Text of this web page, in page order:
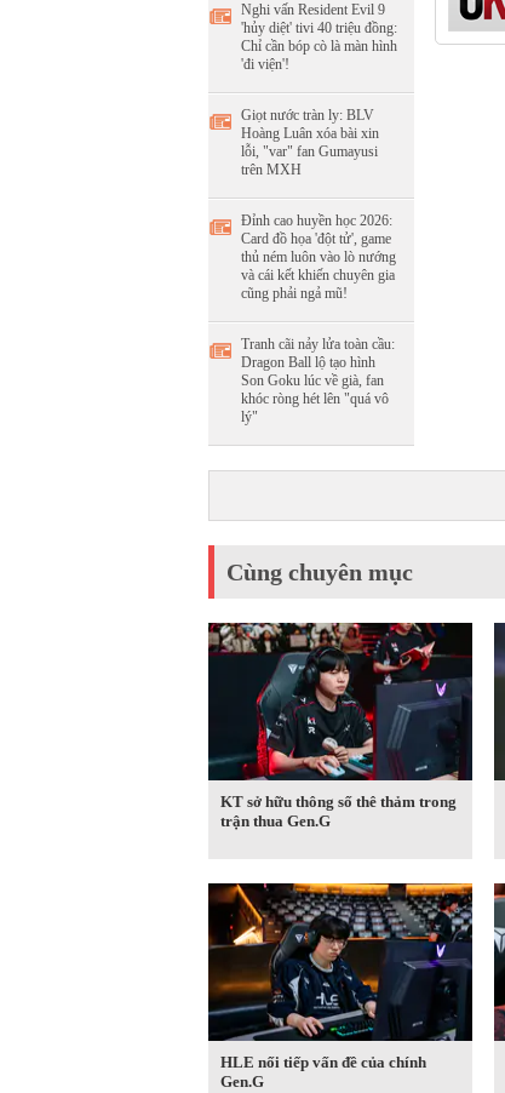
Nghi vấn Resident Evil 9
'hủy diệt' tivi 40 triệu đồng:
Chỉ cần bóp cò là màn hình
'đi viện'!
Giọt nước tràn ly: BLV
Hoàng Luân xóa bài xin
lỗi, "var" fan Gumayusi
trên MXH
Đỉnh cao huyền học 2026:
Card đồ họa 'đột tử', game
thủ ném luôn vào lò nướng
và cái kết khiến chuyên gia
cũng phải ngả mũ!
Tranh cãi nảy lửa toàn cầu:
Dragon Ball lộ tạo hình
Son Goku lúc về già, fan
khóc ròng hét lên "quá vô
lý"
Cùng chuyên mục
KT sở hữu thông số thê thảm trong
trận thua Gen.G
HLE nối tiếp vấn đề của chính
Gen.G